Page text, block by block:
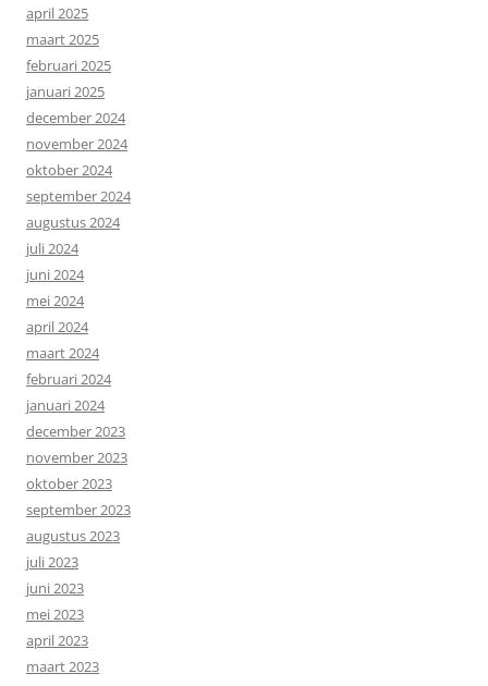
april 2025
maart 2025
februari 2025
januari 2025
december 2024
november 2024
oktober 2024
september 2024
augustus 2024
juli 2024
juni 2024
mei 2024
april 2024
maart 2024
februari 2024
januari 2024
december 2023
november 2023
oktober 2023
september 2023
augustus 2023
juli 2023
juni 2023
mei 2023
april 2023
maart 2023